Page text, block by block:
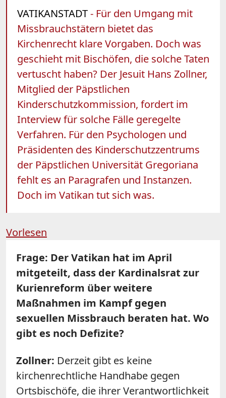
VATIKANSTADT- Für den Umgang mit
Missbrauchstätern bietet das
Kirchenrecht klare Vorgaben. Doch was
geschieht mit Bischöfen, die solche Taten
vertuscht haben? Der Jesuit Hans Zollner,
Mitglied der Päpstlichen
Kinderschutzkommission, fordert im
Interview für solche Fälle geregelte
Verfahren. Für den Psychologen und
Präsidenten des Kinderschutzzentrums
der Päpstlichen Universität Gregoriana
fehlt es an Paragrafen und Instanzen.
Doch im Vatikan tut sich was.
Vorlesen
Frage: Der Vatikan hat im April
mitgeteilt, dass der Kardinalsrat zur
Kurienreform über weitere
Maßnahmen im Kampf gegen
sexuellen Missbrauch beraten hat. Wo
gibt es noch Defizite?
Zollner: Derzeit gibt es keine
kirchenrechtliche Handhabe gegen
Ortsbischöfe, die ihrer Verantwortlichkeit